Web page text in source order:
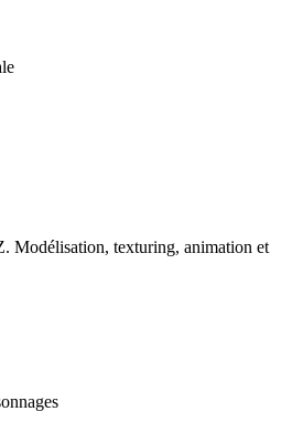
Modélisation, texturing, animation et